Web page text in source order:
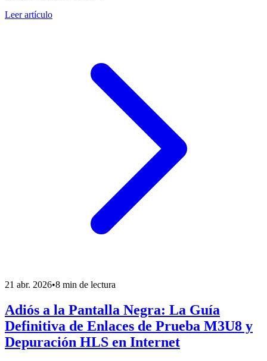
Leer artículo
21 abr. 2026•8 min de lectura
Adiós a la Pantalla Negra: La Guía
Definitiva de Enlaces de Prueba M3U8 y
Depuración HLS en Internet